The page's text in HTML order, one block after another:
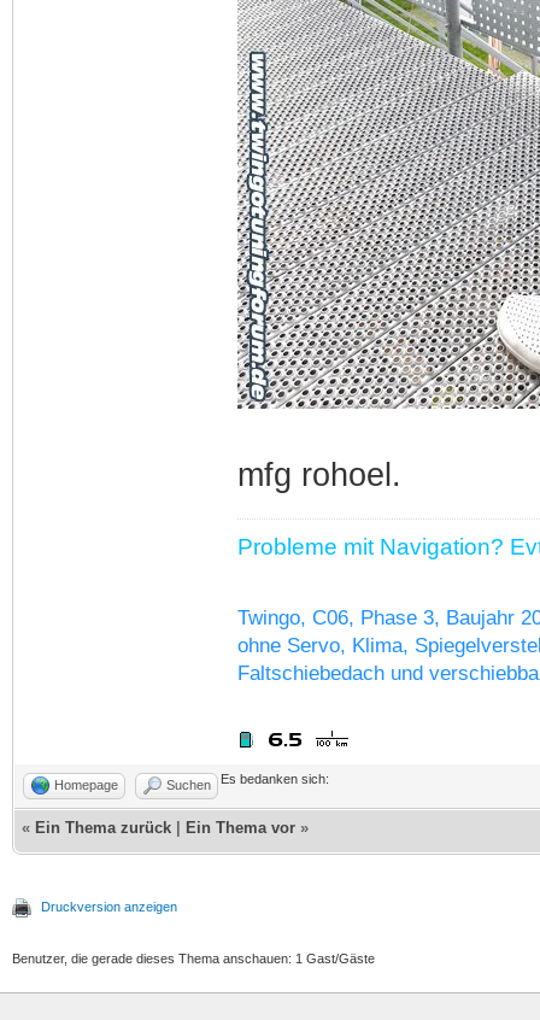
mfg rohoel.
Probleme mit Navigation?
Twingo, C06, Phase 3, Baujahr
ohne Servo, Klima,
Faltschiebedach und
Homepage Suchen Es bedanken sich:
« Ein Thema zurück Ein Thema vor »
Druckversion anzeigen
Benutzer, die gerade dieses Thema anschauen: 1 Gast/Gäste